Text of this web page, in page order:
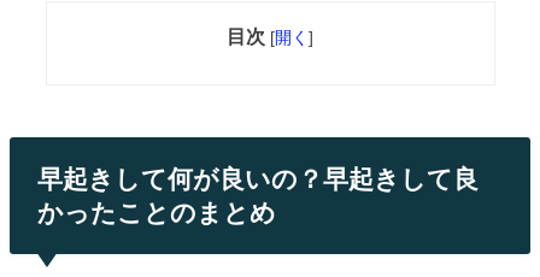
目次 [開く ]
早起きして何が良いの？早起きして良
かったことのまとめ